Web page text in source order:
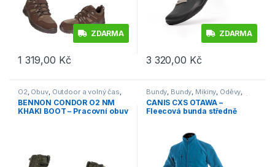
ZDARMA
1 319,00 Kč
Tento produkt má více variant. Možnosti lze vybrat na stránce
ZDARMA
3 320,00 Kč
Tento produkt má více variant.
O2 Obuv, Outdoor a volný čas
Pracovní obuv,Trekingová
BENNON CONDOR O2 NM
KHAKI BOOT – Pracovní obuv
Bundy Bundy Mikiny Oděvy
Outdoor a volný čas, Pracovní
oděvy
CANIS CXS OTAWA –
Fleecová bunda středně